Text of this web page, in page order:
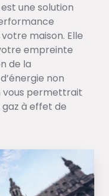
une solution
maison. Elle
empreinte
de la
non
vous permettrait
gaz à effet de